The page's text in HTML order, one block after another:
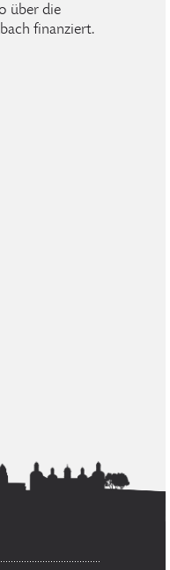
über die
finanziert.